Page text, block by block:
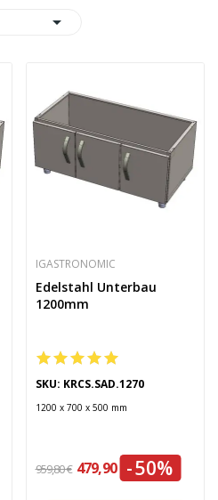

IGASTRONOMIC
Edelstahl Unterbau
1200mm
SKU: KRCS.SAD.1270
1200 x 700 x 500 mm
959,80 € 479,90 €-50%